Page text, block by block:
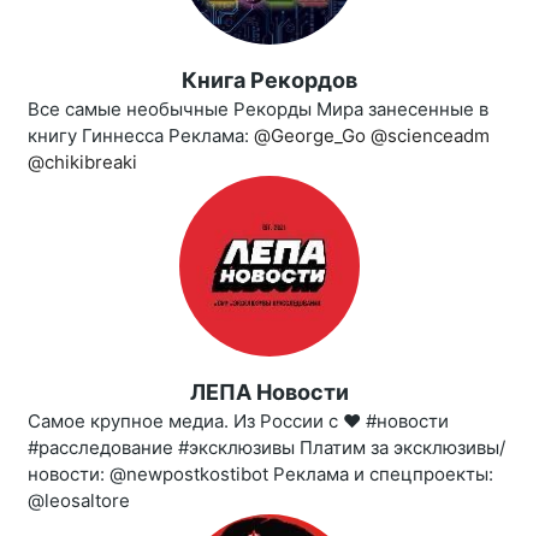
Книга Рекордов
Все самые необычные Рекорды Мира занесенные в
книгу Гиннесса Реклама: @George_Go @scienceadm
@chikibreaki
ЛЕПА Новости
Самое крупное медиа. Из России с ❤️ #новости
#расследование #эксклюзивы Платим за эксклюзивы/
новости: @newpostkostibot Реклама и спецпроекты:
@leosaltore